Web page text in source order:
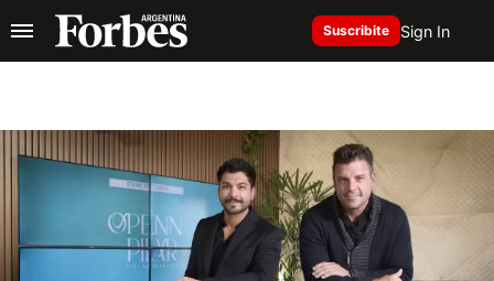
Suscribite Sign In